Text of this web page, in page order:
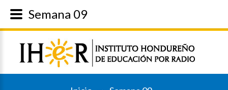
Semana 09